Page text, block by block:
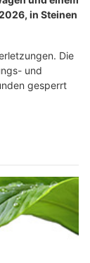
in Steinen
Die
und
gesperrt